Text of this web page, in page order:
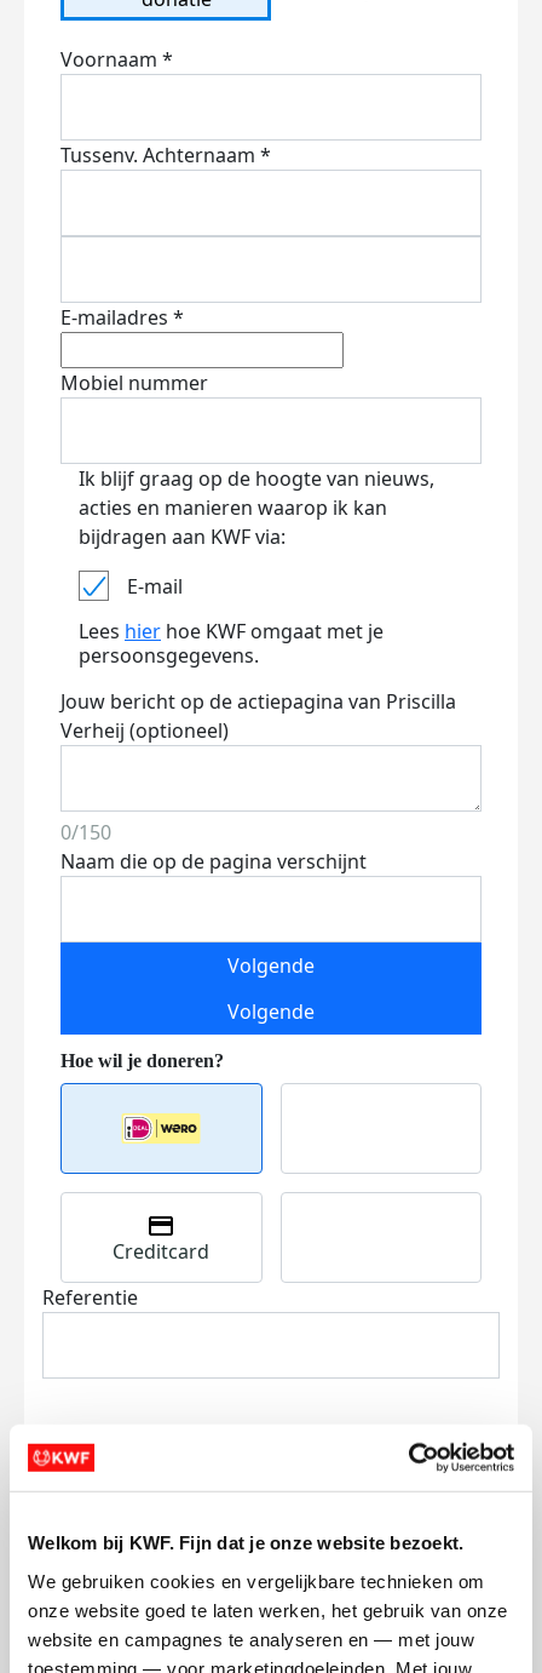
Welkom bij KWF. Fijn dat je onze website bezoekt.
We gebruiken cookies en vergelijkbare technieken om
onze website goed te laten werken, het gebruik van onze
website en campagnes te analyseren en — met jouw
toestemming — voor marketingdoeleinden. Met jouw
Voornaam *
Tussenv. Achternaam *
E-mailadres *
Mobiel nummer
Ik blijf graag op de hoogte van nieuws,
acties en manieren waarop ik kan
bijdragen aan KWF via:
E-mail
Lees hier hoe KWF omgaat met je
persoonsgegevens.
Jouw bericht op de actiepagina van Priscilla
Verheij (optioneel)
0/150
Naam die op de pagina verschijnt
Volgende
Volgende
Creditcard
Referentie
en betaal €0.75 extra.
Doneer nu